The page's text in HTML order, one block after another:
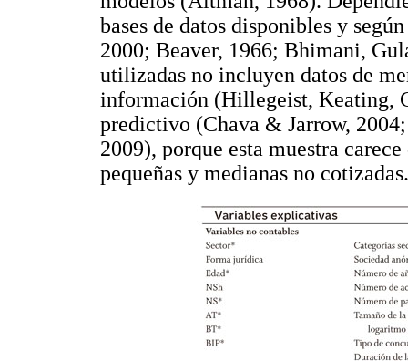
bases de datos disponibles y
2000; Beaver, 1966; Bhimani,
utilizadas no incluyen datos de
información (Hillegeist, Keating,
predictivo (Chava & Jarrow,
2009), porque esta muestra
pequeñas y medianas no cotizadas.